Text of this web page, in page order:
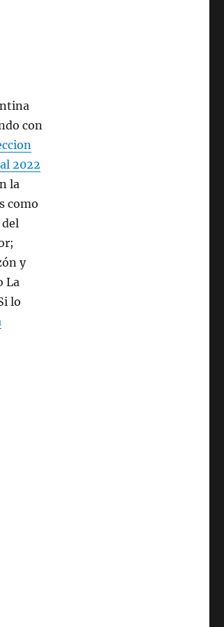
con
2022
la
como
y
La
lo